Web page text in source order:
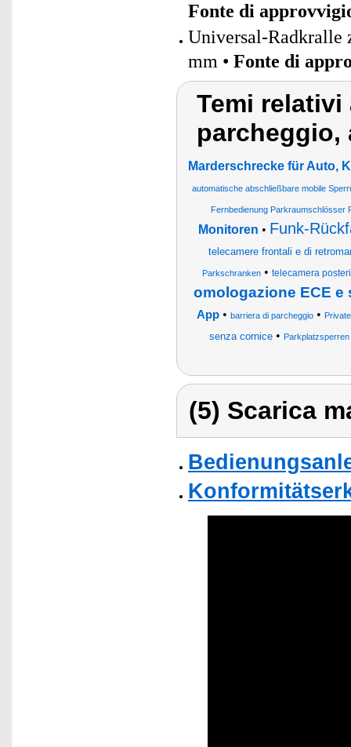
Fonte di
Universal-Radkralle
mm • Fonte di
Temi
parcheggio,
Marderschrecke für Auto,
automatische abschließbare mobile
Fernbedienung Parkraumschlösser
Monitoren • Funk-
telecamere frontali e di
Parkschranken • telecamera
omologazione ECE e
App • barriera di parcheggio •
senza cornice • Parkplatzsperren
(5) Scarica